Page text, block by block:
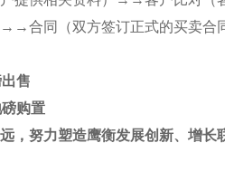
合同（双方签订正式的买卖
售
购置
，努力塑造鹰衡发展创新、增长